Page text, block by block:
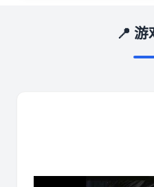
📍 游